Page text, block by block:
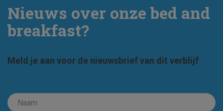
Nieuws over onze bed and
breakfast?
Meld je aan voor de nieuwsbrief van dit verblijf